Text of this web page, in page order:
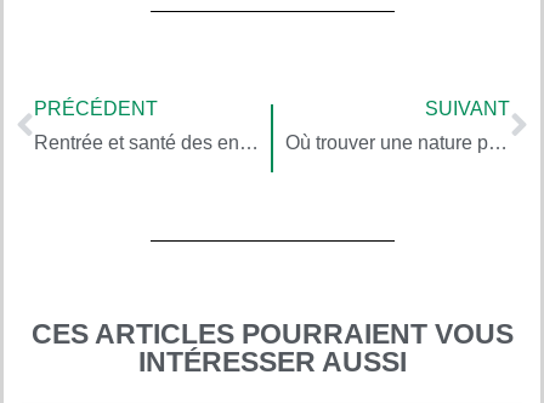
PRÉCÉDENT
Rentrée et santé des enfants : un cartable sain
SUIVANT
Où trouver une nature protégée en France (3/3)
CES ARTICLES POURRAIENT VOUS
INTÉRESSER AUSSI